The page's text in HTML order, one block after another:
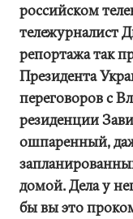
российском
тележурналист
репортажа так
Президента
переговоров с
резиденции
ошпаренный,
домой. Дела у
бы вы это